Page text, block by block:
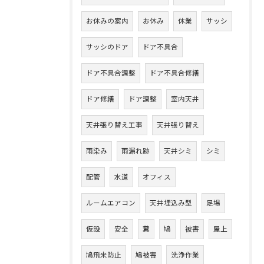
お休みの案内 お休み 休業 サッシ
サッシのドア ドア不具合
ドア不具合調整 ドア不具合修繕
ドア修繕 ドア調整 室内天井
天井張り替え工事 天井張り替え
雨染み 雨漏れ跡 天井シミ シミ
配管 水道 オフィス
ルームエアコン 天井埋込み型 足場
仮設 安全 糞 鳩 被害 屋上
鳩飛来防止 鳩被害 洗浄作業